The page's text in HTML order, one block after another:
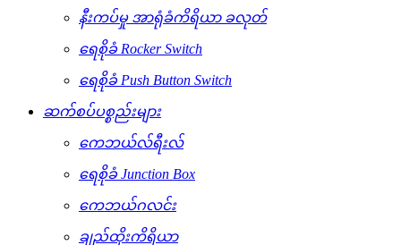
နီးကပ်မှု အာရုံခံကိရိယာ ခလုတ်
ရေစိုခံ Rocker Switch
ရေစိုခံ Push Button Switch
ဆက်စပ်ပစ္စည်းများ
ကေဘယ်လ်ရီးလ်
ရေစိုခံ Junction Box
ကေဘယ်ဂလင်း
ချည်ထိုးကိရိယာ